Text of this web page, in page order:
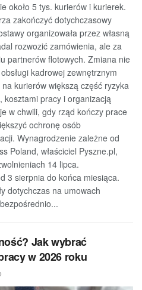
około 5 tys. kurierów i kurierek.
zakończyć dotychczasowy
organizowała przez własną
rozwozić zamówienia, ale za
partnerów flotowych. Zmiana nie
kadrowej zewnętrznym
kurierów większą część ryzyka
kosztami pracy i organizacją
w chwili, gdy rząd kończy prace
ochronę osób
Wynagrodzenie zależne od
Poland, właściciel Pyszne.pl,
14 lipca.
3 sierpnia do końca miesiąca.
dotychczas na umowach
Jak wybrać
w 2026 roku